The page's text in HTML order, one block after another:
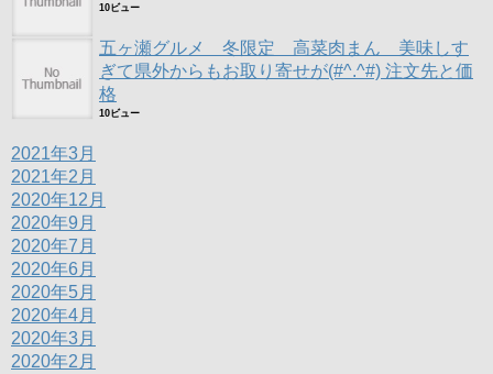
10ビュー
五ヶ瀬グルメ 冬限定 高菜肉まん 美味しす
ぎて県外からもお取り寄せが(#^.^#) 注文先と価
格
10ビュー
2021年3月
2021年2月
2020年12月
2020年9月
2020年7月
2020年6月
2020年5月
2020年4月
2020年3月
2020年2月